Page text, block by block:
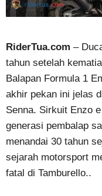
RiderTua.com –
tahun setelah
Balapan Formula 1
akhir pekan ini jelas
Senna. Sirkuit Enzo
generasi pembalap
menandai 30 tahun
sejarah motorsport
fatal di Tamburello..